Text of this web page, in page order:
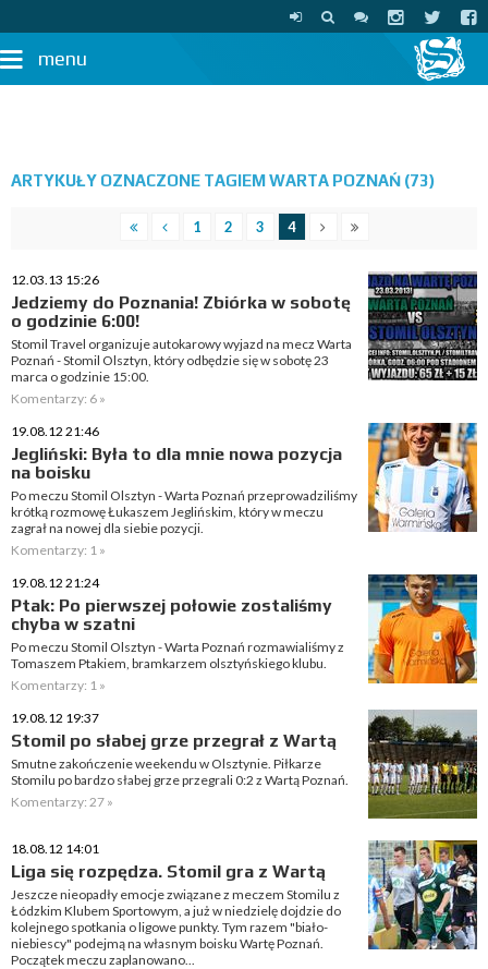
menu
ARTYKUŁY OZNACZONE TAGIEM WARTA POZNAŃ (73)
1 2 3 4
12.03.13 15:26
Jedziemy do Poznania! Zbiórka w sobotę
o godzinie 6:00!
Stomil Travel organizuje autokarowy wyjazd na mecz Warta
Poznań - Stomil Olsztyn, który odbędzie się w sobotę 23
marca o godzinie 15:00.
Komentarzy: 6 »
19.08.12 21:46
Jegliński: Była to dla mnie nowa pozycja
na boisku
Po meczu Stomil Olsztyn - Warta Poznań przeprowadziliśmy
krótką rozmowę Łukaszem Jeglińskim, który w meczu
zagrał na nowej dla siebie pozycji.
Komentarzy: 1 »
19.08.12 21:24
Ptak: Po pierwszej połowie zostaliśmy
chyba w szatni
Po meczu Stomil Olsztyn - Warta Poznań rozmawialiśmy z
Tomaszem Ptakiem, bramkarzem olsztyńskiego klubu.
Komentarzy: 1 »
19.08.12 19:37
Stomil po słabej grze przegrał z Wartą
Smutne zakończenie weekendu w Olsztynie. Piłkarze
Stomilu po bardzo słabej grze przegrali 0:2 z Wartą Poznań.
Komentarzy: 27 »
18.08.12 14:01
Liga się rozpędza. Stomil gra z Wartą
Jeszcze nieopadły emocje związane z meczem Stomilu z
Łódzkim Klubem Sportowym, a już w niedzielę dojdzie do
kolejnego spotkania o ligowe punkty. Tym razem "biało-
niebiescy" podejmą na własnym boisku Wartę Poznań.
Początek meczu zaplanowano...